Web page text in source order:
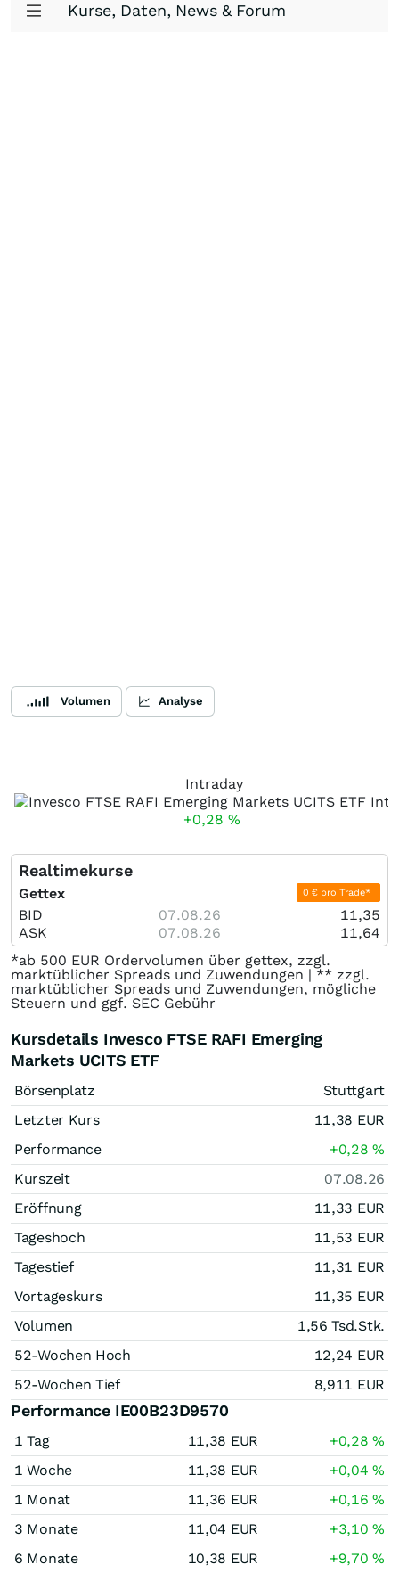
Kurse, Daten, News & Forum
Volumen Analyse
Intraday
+0,28 %
Realtimekurse
Gettex 0 € pro Trade*
BID 07.08.26
11,35
ASK
07.08.26
11,64
*ab 500 EUR Ordervolumen über gettex, zzgl.
marktüblicher Spreads und Zuwendungen | ** zzgl.
marktüblicher Spreads und Zuwendungen, mögliche
Steuern und ggf. SEC Gebühr
Kursdetails Invesco FTSE RAFI Emerging
Markets UCITS ETF
Börsenplatz
Stuttgart
Letzter Kurs
11,38 EUR
Performance
+0,28%
Kurszeit
07.08.26
Eröffnung
11,33 EUR
Tageshoch
11,53 EUR
Tagestief
11,31 EUR
Vortageskurs
11,35 EUR
Volumen
1,56 Tsd.Stk.
52-Wochen Hoch
12,24 EUR
52-Wochen Tief
8,911 EUR
Performance IE00B23D9570
1 Tag 11,38 EUR +0,28%
1 Woche
11,38 EUR +0,04%
1 Monat
11,36 EUR +0,16%
3 Monate
11,04 EUR +3,10%
6 Monate
10,38 EUR +9,70%